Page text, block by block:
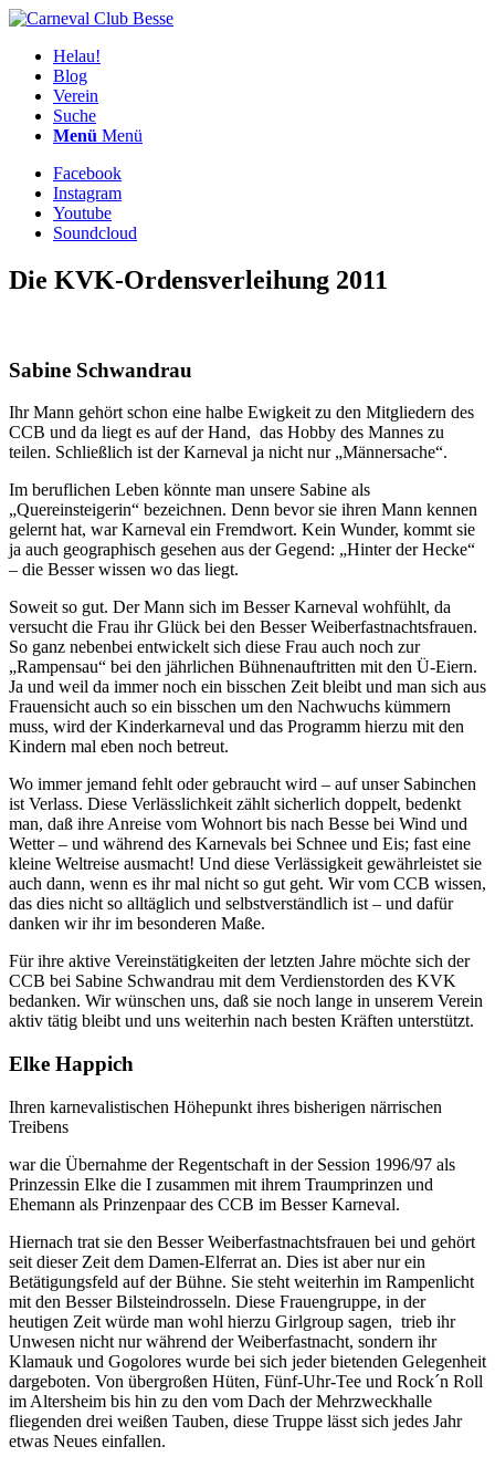
Helau!
Blog
Verein
Suche
Menü Menü
Facebook
Instagram
Youtube
Soundcloud
Die KVK-Ordensverleihung 2011
Sabine Schwandrau
Ihr Mann gehört schon eine halbe Ewigkeit zu den Mitgliedern des
CCB und da liegt es auf der Hand, das Hobby des Mannes zu
teilen. Schließlich ist der Karneval ja nicht nur „Männersache“.
Im beruflichen Leben könnte man unsere Sabine als
„Quereinsteigerin“ bezeichnen. Denn bevor sie ihren Mann kennen
gelernt hat, war Karneval ein Fremdwort. Kein Wunder, kommt sie
ja auch geographisch gesehen aus der Gegend: „Hinter der Hecke“
– die Besser wissen wo das liegt.
Soweit so gut. Der Mann sich im Besser Karneval wohfühlt, da
versucht die Frau ihr Glück bei den Besser Weiberfastnachtsfrauen.
So ganz nebenbei entwickelt sich diese Frau auch noch zur
„Rampensau“ bei den jährlichen Bühnenauftritten mit den Ü-Eiern.
Ja und weil da immer noch ein bisschen Zeit bleibt und man sich aus
Frauensicht auch so ein bisschen um den Nachwuchs kümmern
muss, wird der Kinderkarneval und das Programm hierzu mit den
Kindern mal eben noch betreut.
Wo immer jemand fehlt oder gebraucht wird – auf unser Sabinchen
ist Verlass. Diese Verlässlichkeit zählt sicherlich doppelt, bedenkt
man, daß ihre Anreise vom Wohnort bis nach Besse bei Wind und
Wetter – und während des Karnevals bei Schnee und Eis; fast eine
kleine Weltreise ausmacht! Und diese Verlässigkeit gewährleistet sie
auch dann, wenn es ihr mal nicht so gut geht. Wir vom CCB wissen,
das dies nicht so alltäglich und selbstverständlich ist – und dafür
danken wir ihr im besonderen Maße.
Für ihre aktive Vereinstätigkeiten der letzten Jahre möchte sich der
CCB bei Sabine Schwandrau mit dem Verdienstorden des KVK
bedanken. Wir wünschen uns, daß sie noch lange in unserem Verein
aktiv tätig bleibt und uns weiterhin nach besten Kräften unterstützt.
Elke Happich
Ihren karnevalistischen Höhepunkt ihres bisherigen närrischen
Treibens
war die Übernahme der Regentschaft in der Session 1996/97 als
Prinzessin Elke die I zusammen mit ihrem Traumprinzen und
Ehemann als Prinzenpaar des CCB im Besser Karneval.
Hiernach trat sie den Besser Weiberfastnachtsfrauen bei und gehört
seit dieser Zeit dem Damen-Elferrat an. Dies ist aber nur ein
Betätigungsfeld auf der Bühne. Sie steht weiterhin im Rampenlicht
mit den Besser Bilsteindrosseln. Diese Frauengruppe, in der
heutigen Zeit würde man wohl hierzu Girlgroup sagen, trieb ihr
Unwesen nicht nur während der Weiberfastnacht, sondern ihr
Klamauk und Gogolores wurde bei sich jeder bietenden Gelegenheit
dargeboten. Von übergroßen Hüten, Fünf-Uhr-Tee und Rock´n Roll
im Altersheim bis hin zu den vom Dach der Mehrzweckhalle
fliegenden drei weißen Tauben, diese Truppe lässt sich jedes Jahr
etwas Neues einfallen.